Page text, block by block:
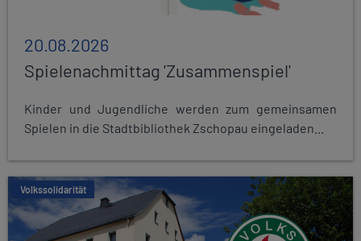
20.08.2026
Spielenachmittag 'Zusammenspiel'
Kinder und Jugendliche werden zum gemeinsamen
Spielen in die Stadtbibliothek Zschopau eingeladen...
Volkssolidarität